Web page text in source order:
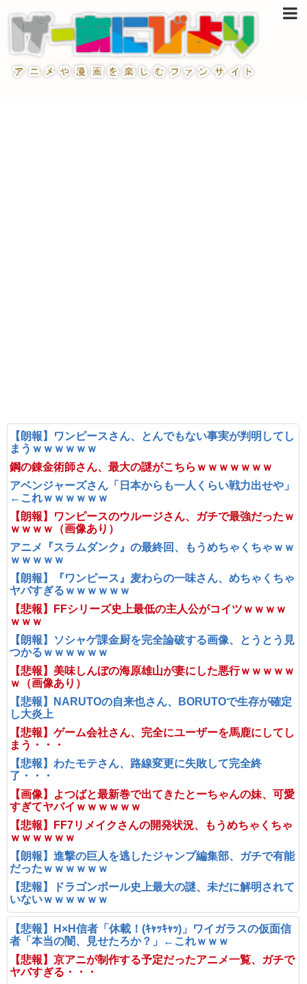
【朗報】ワンピースさん、とんでもない事実が判明してし
まうｗｗｗｗｗｗ
鋼の錬金術師さん、最大の謎がこちらｗｗｗｗｗｗｗ
アベンジャーズさん「日本からも一人くらい戦力出せや」
←これｗｗｗｗｗｗ
【朗報】ワンピースのウルージさん、ガチで最強だったｗ
ｗｗｗｗ（画像あり）
アニメ『スラムダンク』の最終回、もうめちゃくちゃｗｗ
ｗｗｗｗｗ
【朗報】『ワンピース』麦わらの一味さん、めちゃくちゃ
ヤバすぎるｗｗｗｗｗｗ
【悲報】FFシリーズ史上最低の主人公がコイツｗｗｗｗ
ｗｗｗ
【朗報】ソシャゲ課金厨を完全論破する画像、とうとう見
つかるｗｗｗｗｗｗ
【悲報】美味しんぼの海原雄山が妻にした悪行ｗｗｗｗｗ
ｗ（画像あり）
【悲報】NARUTOの自来也さん、BORUTOで生存が確定
し大炎上
【悲報】ゲーム会社さん、完全にユーザーを馬鹿にしてし
まう・・・
【悲報】わたモテさん、路線変更に失敗して完全終
了・・・
【画像】よつばと最新巻で出てきたとーちゃんの妹、可愛
すぎてヤバイｗｗｗｗｗｗ
【悲報】FF7リメイクさんの開発状況、もうめちゃくちゃ
ｗｗｗｗｗｗ
【朗報】進撃の巨人を逃したジャンプ編集部、ガチで有能
だったｗｗｗｗｗｗ
【悲報】ドラゴンボール史上最大の謎、未だに解明されて
いないｗｗｗｗｗｗ
【悲報】H×H信者「休載！(ｷｬｯｷｬｯ)」ワイガラスの仮面信
者「本当の闇、見せたろか？」←これｗｗｗ
【悲報】京アニが制作する予定だったアニメ一覧、ガチで
ヤバすぎる・・・